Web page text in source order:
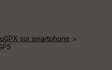
sur smartphone >